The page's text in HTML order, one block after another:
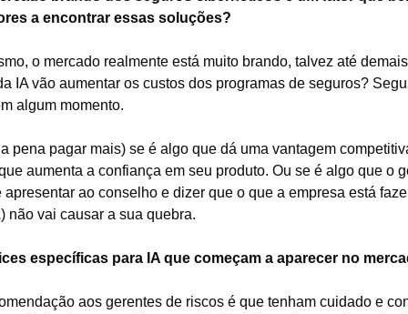
a encontrar essas soluções?
o mercado realmente está muito brando, talvez até
IA vão aumentar os custos dos programas de seguros?
algum momento.
pena pagar mais) se é algo que dá uma vantagem
aumenta a confiança em seu produto. Ou se é algo que o
apresentar ao conselho e dizer que o que a empresa está
não vai causar a sua quebra.
específicas para IA que começam a aparecer no
aos gerentes de riscos é que tenham cuidado e